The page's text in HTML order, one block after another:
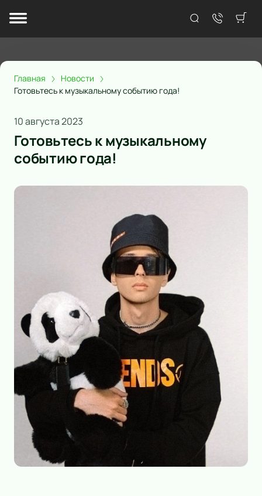
Главная
Новости
Готовьтесь к музыкальному событию года!
10 августа 2023
Готовьтесь к музыкальному
событию года!